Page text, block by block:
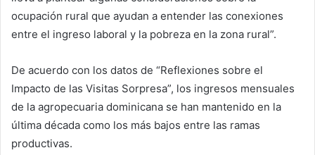
ocupación rural que ayudan a entender las conexiones
entre el ingreso laboral y la pobreza en la zona rural”.
De acuerdo con los datos de “Reflexiones sobre el
Impacto de las Visitas Sorpresa”, los ingresos mensuales
de la agropecuaria dominicana se han mantenido en la
última década como los más bajos entre las ramas
productivas.